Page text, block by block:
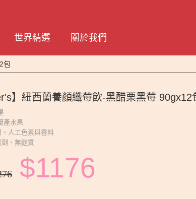
世界精選 關於我們
包
】紐西蘭養顏纖莓飲-黑醋栗黑莓 90gx12
產水果
人工色素與香料
、無麩質
$1176